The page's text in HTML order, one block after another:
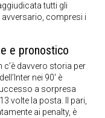
tutti gli
compresi i
e pronostico
c’è davvero storia per
nei 90′ è
a sorpresa
volte la posta. Il pari,
ai penalty, è